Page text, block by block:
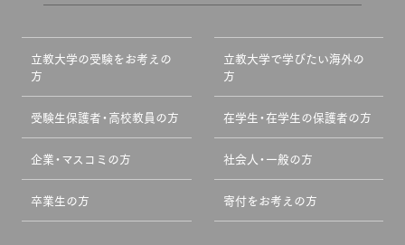
立教大学の受験をお考えの
方
立教大学で学びたい海外の
方
受験生保護者・高校教員の方 在学生・在学生の保護者の方
企業・マスコミの方 社会人・一般の方
卒業生の方 寄付をお考えの方